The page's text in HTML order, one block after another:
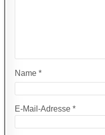
Name*
E-Mail-Adresse*